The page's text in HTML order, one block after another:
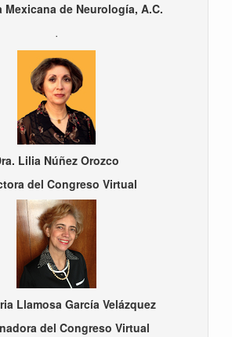
Mexicana de Neurología, A.C.
.
Lilia Núñez Orozco
del Congreso Virtual
Llamosa García Velázquez
del Congreso Virtual